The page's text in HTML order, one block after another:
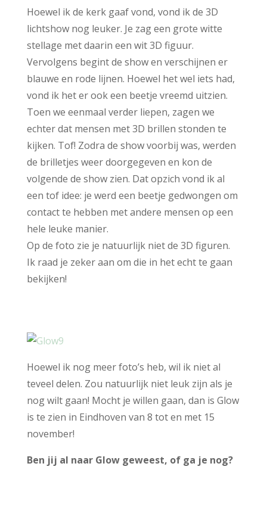
Hoewel ik de kerk gaaf vond, vond ik de 3D
lichtshow nog leuker. Je zag een grote witte
stellage met daarin een wit 3D figuur.
Vervolgens begint de show en verschijnen er
blauwe en rode lijnen. Hoewel het wel iets had,
vond ik het er ook een beetje vreemd uitzien.
Toen we eenmaal verder liepen, zagen we
echter dat mensen met 3D brillen stonden te
kijken. Tof! Zodra de show voorbij was, werden
de brilletjes weer doorgegeven en kon de
volgende de show zien. Dat opzich vond ik al
een tof idee: je werd een beetje gedwongen om
contact te hebben met andere mensen op een
hele leuke manier.
Op de foto zie je natuurlijk niet de 3D figuren.
Ik raad je zeker aan om die in het echt te gaan
bekijken!
Hoewel ik nog meer foto’s heb, wil ik niet al
teveel delen. Zou natuurlijk niet leuk zijn als je
nog wilt gaan! Mocht je willen gaan, dan is Glow
is te zien in Eindhoven van 8 tot en met 15
november!
Ben jij al naar Glow geweest, of ga je nog?